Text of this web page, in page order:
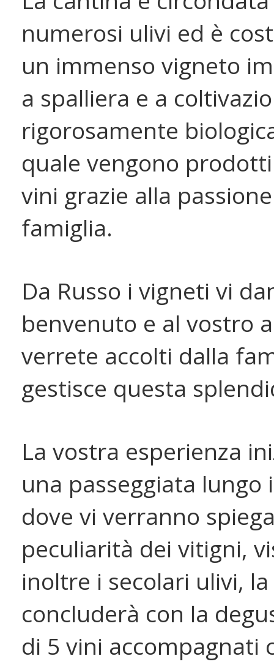
numerosi ulivi ed è
un immenso vigneto
a spalliera e a
rigorosamente
quale vengono
vini grazie alla
famiglia.
Da Russo i vigneti vi
benvenuto e al vostro
verrete accolti dalla
gestisce questa
La vostra esperienza
una passeggiata lungo
dove vi verranno
peculiarità dei vitigni,
inoltre i secolari ulivi,
concluderà con la
di 5 vini accompagnati